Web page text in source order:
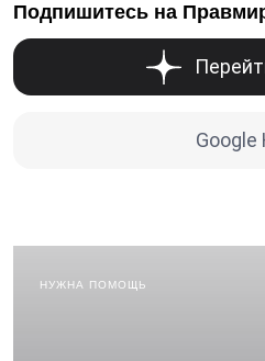
Подпишитесь на
Google
НУЖНА ПОМОЩЬ